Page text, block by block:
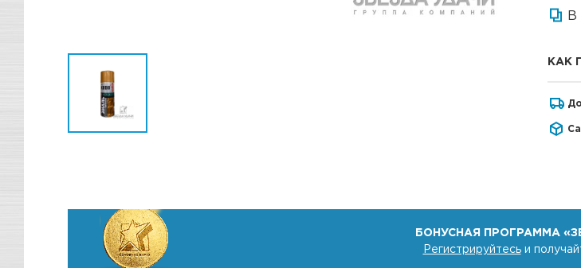
В
КАК
БОНУСНАЯ ПРОГРАММА
Регистрируйтесьи